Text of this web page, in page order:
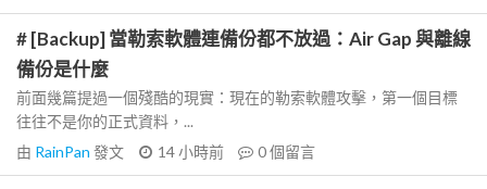
# [Backup] 當勒索軟體連備份都不放過：Air Gap 與離線
備份是什麼
前面幾篇提過一個殘酷的現實：現在的勒索軟體攻擊，第一個目標
往往不是你的正式資料，...
由 RainPan 發文 14 小時前 0個留言